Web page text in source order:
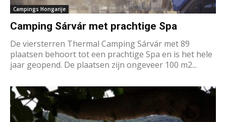
Campings Hongarije
Camping Sárvár met prachtige Spa
De viersterren Thermal Camping Sárvár met 89
plaatsen behoort tot een prachtige Spa en is het hele
jaar geopend. De plaatsen zijn ongeveer 100 m2...